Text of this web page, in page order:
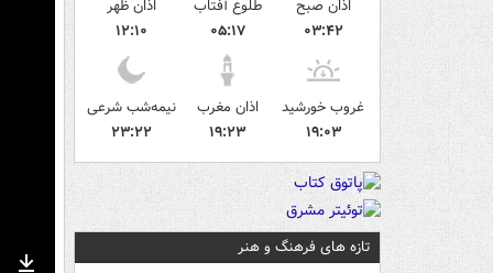
اذان صبح
۰۳:۴۲
طلوع آفتاب
۰۵:۱۷
اذان ظهر
۱۲:۱۰
غروب خورشید
۱۹:۰۳
اذان مغرب
۱۹:۲۳
نیمه‌شب شرعی
۲۳:۲۲
تازه های فرهنگ و هنر